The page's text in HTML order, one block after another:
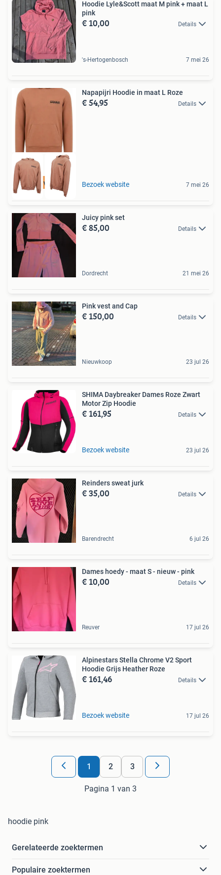
Hoodie Lyle&Scott maat M pink + maat L
pink
€ 10,00 Details
's-Hertogenbosch 7 mei 26
Tot 75% voordeel
Napapijri Hoodie in maat L Roze
€ 54,95 Details
Bezoek website 7 mei 26
Juicy pink set
€ 85,00 Details
Dordrecht 21 mei 26
Pink vest and Cap
€ 150,00 Details
Nieuwkoop 23 jul 26
SHIMA Daybreaker Dames Roze Zwart
Motor Zip Hoodie
€ 161,95 Details
Bezoek website 23 jul 26
Reinders sweat jurk
€ 35,00 Details
Barendrecht 6 jul 26
Dames hoedy - maat S - nieuw - pink
€ 10,00 Details
Reuver 17 jul 26
Alpinestars Stella Chrome V2 Sport
Hoodie Grijs Heather Roze
€ 161,46 Details
Bezoek website 17 jul 26
1 2 3
Pagina 1 van 3
hoodie pink
Gerelateerde zoektermen
Populaire zoektermen